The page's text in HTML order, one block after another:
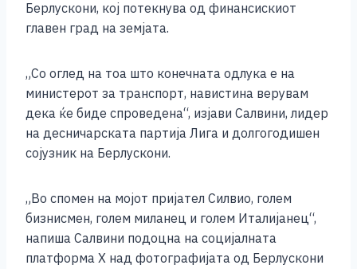
Берлускони, кој потекнува од финансискиот
главен град на земјата.
„Со оглед на тоа што конечната одлука е на
министерот за транспорт, навистина верувам
дека ќе биде спроведена“, изјави Салвини, лидер
на десничарската партија Лига и долгогодишен
сојузник на Берлускони.
„Во спомен на мојот пријател Силвио, голем
бизнисмен, голем миланец и голем Италијанец“,
напиша Салвини подоцна на социјалната
платформа Х над фотографијата од Берлускони